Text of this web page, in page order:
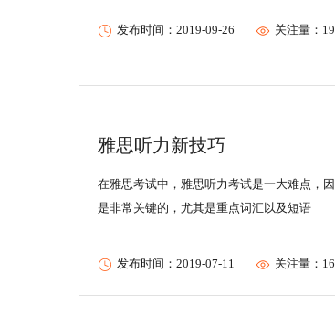
发布时间：2019-09-26 关注量：
雅思听力新技巧
在雅思考试中，雅思听力考试是一大难点，
是非常关键的，尤其是重点词汇以及短语
发布时间：2019-07-11 关注量：